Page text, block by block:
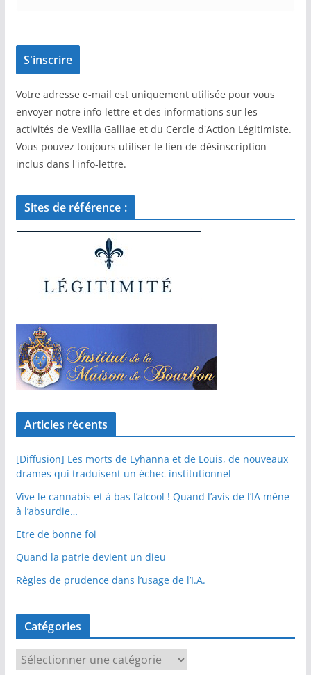
Votre adresse e-mail est uniquement utilisée pour vous
envoyer notre info-lettre et des informations sur les
activités de Vexilla Galliae et du Cercle d'Action Légitimiste.
Vous pouvez toujours utiliser le lien de désinscription
inclus dans l'info-lettre.
Sites de référence :
Articles récents
[Diffusion] Les morts de Lyhanna et de Louis, de nouveaux
drames qui traduisent un échec institutionnel
Vive le cannabis et à bas l’alcool ! Quand l’avis de l’IA mène
à l’absurdie…
Etre de bonne foi
Quand la patrie devient un dieu
Règles de prudence dans l’usage de l’I.A.
Catégories